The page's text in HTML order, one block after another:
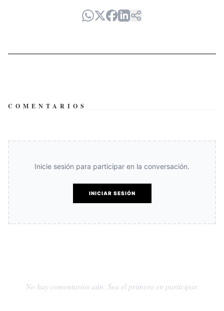
COMENTARIOS
Inicie sesión para participar en la conversación.
INICIAR SESIÓN
No hay comentarios aún. Sea el primero en participar.